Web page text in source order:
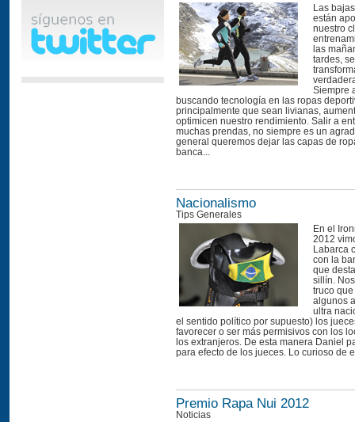
Las
están
nuestro
las
tardes,
Siempre
buscando tecnología en las ropas
principalmente que sean livianas,
optimicen nuestro rendimiento. Salir a
muchas prendas, no siempre es un
general queremos dejar las capas de
banca...
Nacionalismo
Tips Generales
En el
2012
Labarca
con la
que
sillín.
truco
algunos
ultra
el sentido político por supuesto) los
favorecer o ser más permisivos con los
los extranjeros. De esta manera Daniel
para efecto de los jueces. Lo curioso de
Premio Rapa Nui 2012
Noticias